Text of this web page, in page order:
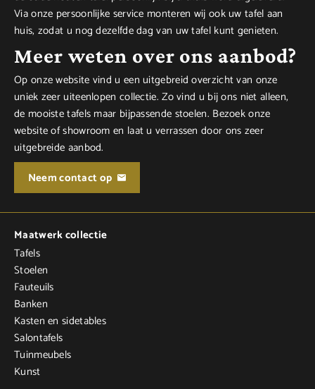
Via onze persoonlijke service monteren wij ook uw tafel aan
huis, zodat u nog dezelfde dag van uw tafel kunt genieten.
Meer weten over ons aanbod?
Op onze website vind u een uitgebreid overzicht van onze
uniek zeer uiteenlopen collectie. Zo vind u bij ons niet alleen,
de mooiste tafels maar bijpassende stoelen. Bezoek onze
website of showroom en laat u verrassen door ons zeer
uitgebreide aanbod.
Neem contact op
Maatwerk collectie
Tafels
Stoelen
Fauteuils
Banken
Kasten en sidetables
Salontafels
Tuinmeubels
Kunst